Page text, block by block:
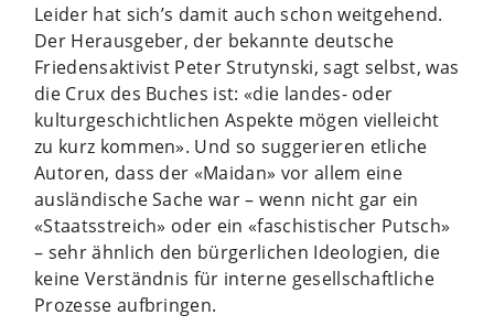
Leider hat sich’s damit auch schon weitgehend.
Der Herausgeber, der bekannte deutsche
Friedensaktivist Peter Strutynski, sagt selbst, was
die Crux des Buches ist: «die landes- oder
kulturgeschichtlichen Aspekte mögen vielleicht
zu kurz kommen». Und so suggerieren etliche
Autoren, dass der «Maidan» vor allem eine
ausländische Sache war – wenn nicht gar ein
«Staatsstreich» oder ein «faschistischer Putsch»
– sehr ähnlich den bürgerlichen Ideologien, die
keine Verständnis für interne gesellschaftliche
Prozesse aufbringen.